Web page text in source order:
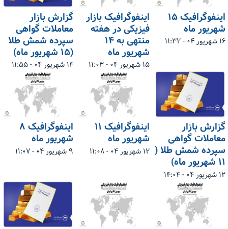
اینفوگرافیک ۱۵
شهریور ماه
۱۶ شهریور ۰۴ - ۱۱:۳۲
اینفوگرافیک بازار
فیزیکی در هفته
منتهی به ۱۴
شهریور ماه
۱۵ شهریور ۰۴ - ۱۱:۰۳
گزارش بازار
معاملات گواهی
سپرده شمش طلا
(۱۵ شهریور ماه)
۱۴ شهریور ۰۴ - ۱۱:۵۵
گزارش بازار
معاملات گواهی
سپرده شمش طلا (
۱۱ شهریور ماه)
۱۲ شهریور ۰۴ - ۱۴:۰۴
اینفوگرافیک ۱۱
شهریور ماه
۱۲ شهریور ۰۴ - ۱۱:۰۸
اینفوگرافیک ۸
شهریور ماه
۹ شهریور ۰۴ - ۱۱:۰۷